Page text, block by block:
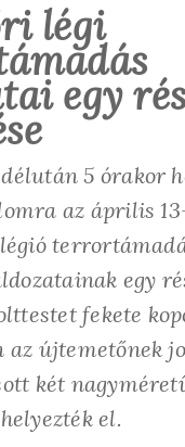
légi
egy
5 órakor
az április
egy
fekete
az újtemetőnek
két
el.